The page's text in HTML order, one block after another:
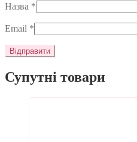
Назва *
Email *
Супутні товари